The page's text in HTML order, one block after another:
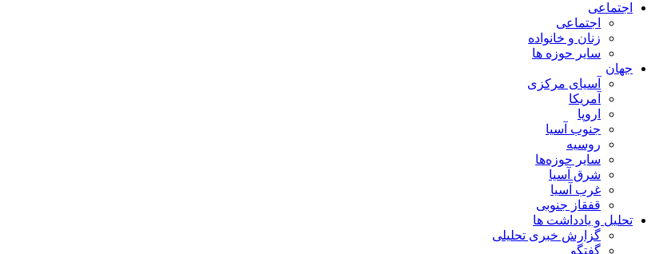
اجتماعی
اجتماعی
زنان و خانواده
سایر حوزه ها
جهان
آسیای مرکزی
آمریکا
اروپا
جنوب آسیا
روسیه
سایر حوزه‌ها
شرق آسیا
غرب آسیا
قفقاز جنوبی
تحلیل و یادداشت ها
گزارش خبری تحلیلی
گفتگو